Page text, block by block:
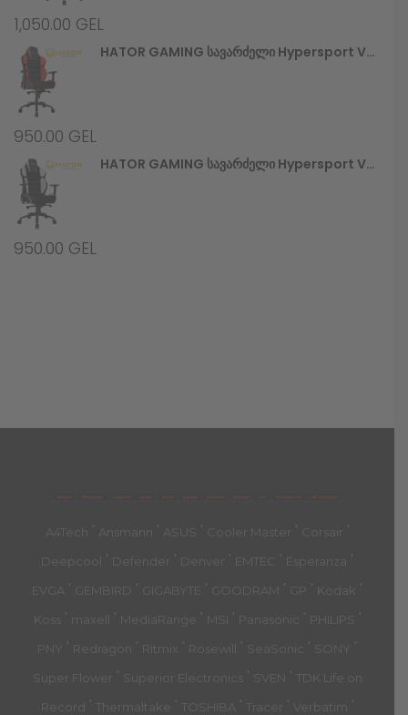
1,050.00 GEL
HATOR GAMING Სავარძელი Hypersport V2 (HTC-946) Black/Red
950.00 GEL
HATOR GAMING Სავარძელი Hypersport V2 (HTC-948) Black/White
950.00 GEL
A4Tech ' Ansmann ' ASUS ' Cooler Master ' Corsair '
Deepcool ' Defender ' Denver ' EMTEC ' Esperanza '
EVGA ' GEMBIRD ' GIGABYTE ' GOODRAM ' GP ' Kodak '
Koss ' maxell ' MediaRange ' MSI ' Panasonic ' PHILIPS '
PNY ' Redragon ' Ritmix ' Rosewill ' SeaSonic ' SONY '
Super Flower ' Superior Electronics ' SVEN ' TDK Life on
Record ' Thermaltake ' TOSHIBA ' Tracer ' Verbatim '